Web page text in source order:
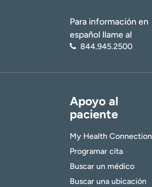
Para información en
español llame al
844.945.2500
Apoyo al
paciente
My Health Connection
Programar cita
Buscar un médico
Buscar una ubicación